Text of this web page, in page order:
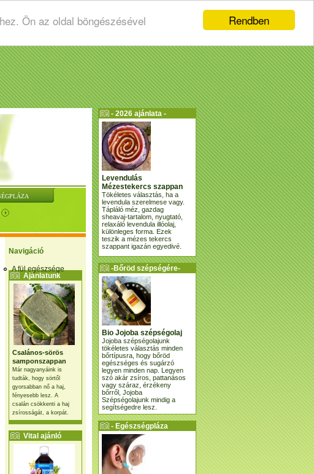
Rendben
Ön az oldal böngészésével
Navigáció
A fül egészsége
Ajánlatunk
Csalános-sörös
samponszappan
Már nagyanyáink is
tudták, hogy sörtől
gyorsabban nő a haj,
fényesebb lesz. A
csalán csökkenti a haj
zsírosságát, a korpát.
Vital ajánló
- 2026 ajánlata -
Levendulás
Mézestekercs szappan
Tökéletes választás, ha a
levendula szerelmese vagy.
Tápláló méz, gazdag
sheavaj-tartalom, nyugtató,
relaxáló levendula illóolaj,
különleges forma. Ezek
teszik a mézes tekercs
szappant igazán egyedivé.
-Bőröd szépségére-
Bio Jojoba szépségolaj
Jojoba szépségolajunk
tökéletes választás minden
bőrtípusra, hogy bőröd
egészséges és sugárzó
legyen minden nap. Legyen
szó akár zsíros, pattanásos
vagy száraz, érzékeny
bőrről, Jojoba
Szépségolajunk mindig a
segítségedre lesz.
- Egészségpláza
ajánlatunk -